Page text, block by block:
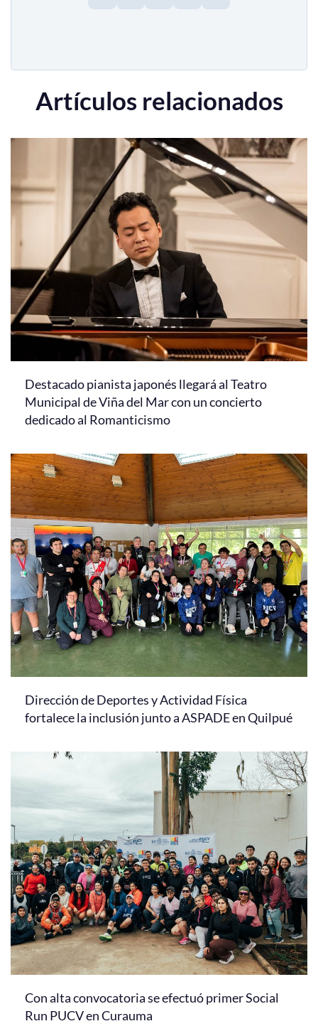
Artículos relacionados
Destacado pianista japonés llegará al Teatro
Municipal de Viña del Mar con un concierto
dedicado al Romanticismo
Dirección de Deportes y Actividad Física
fortalece la inclusión junto a ASPADE en Quilpué
Con alta convocatoria se efectuó primer Social
Run PUCV en Curauma